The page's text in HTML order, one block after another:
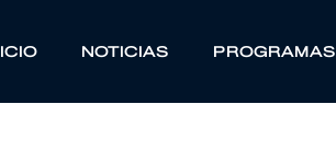
NOTICIAS PROGRAMAS